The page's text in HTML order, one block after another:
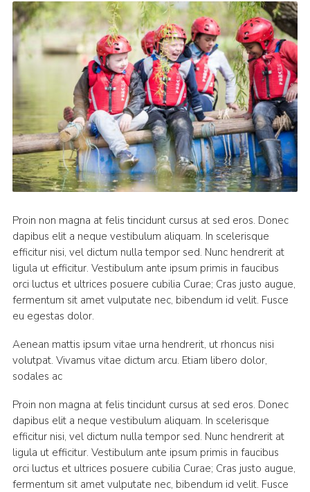
Proin non magna at felis tincidunt cursus at sed eros. Donec
dapibus elit a neque vestibulum aliquam. In scelerisque
efficitur nisi, vel dictum nulla tempor sed. Nunc hendrerit at
ligula ut efficitur. Vestibulum ante ipsum primis in faucibus
orci luctus et ultrices posuere cubilia Curae; Cras justo augue,
fermentum sit amet vulputate nec, bibendum id velit. Fusce
eu egestas dolor.
Aenean mattis ipsum vitae urna hendrerit, ut rhoncus nisi
volutpat. Vivamus vitae dictum arcu. Etiam libero dolor,
sodales ac
Proin non magna at felis tincidunt cursus at sed eros. Donec
dapibus elit a neque vestibulum aliquam. In scelerisque
efficitur nisi, vel dictum nulla tempor sed. Nunc hendrerit at
ligula ut efficitur. Vestibulum ante ipsum primis in faucibus
orci luctus et ultrices posuere cubilia Curae; Cras justo augue,
fermentum sit amet vulputate nec, bibendum id velit. Fusce